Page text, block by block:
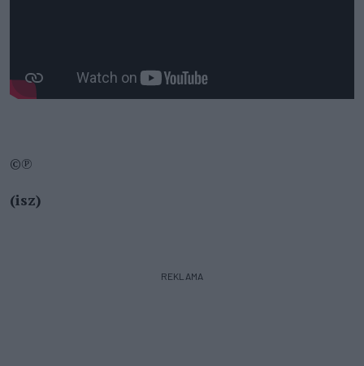
©℗
(isz)
REKLAMA